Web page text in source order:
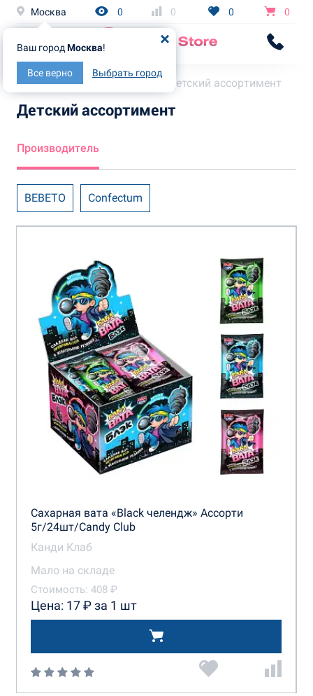
Москва
Ваш город Москва!
Все верно Выбрать город
0 0 0 0
Главная Каталог Детский ассортимент
Детский ассортимент
Производитель
BEBETO Confectum
Union Group Детки-Конфетки
К-Артель Канди Клаб
КенигТрейд Конфитой
Русский промышленник
Сладкая сказка Сладкий Дом
ТД Холодок
Сахарная вата «Black челендж» Ассорти
5г/24шт/Candy Club
Канди Клаб
Мало на складе
Стоимость: 408 ₽
Цена: 17 ₽ за 1 шт